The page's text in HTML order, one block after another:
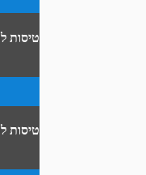
טיסות
טיסות